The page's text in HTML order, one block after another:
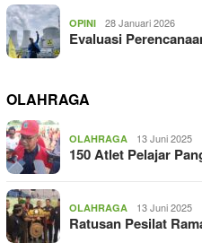
OPINI 28 Januari 2026
Evaluasi
OLAHRAGA
OLAHRAGA 13 Juni 2025
150 Atlet Pelajar
OLAHRAGA 13 Juni 2025
Ratusan Pesilat